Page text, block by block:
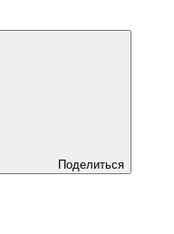
Поделиться